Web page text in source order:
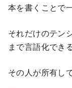
本を書くことで
それだけのテン
まで言語化でき
その人が所有し